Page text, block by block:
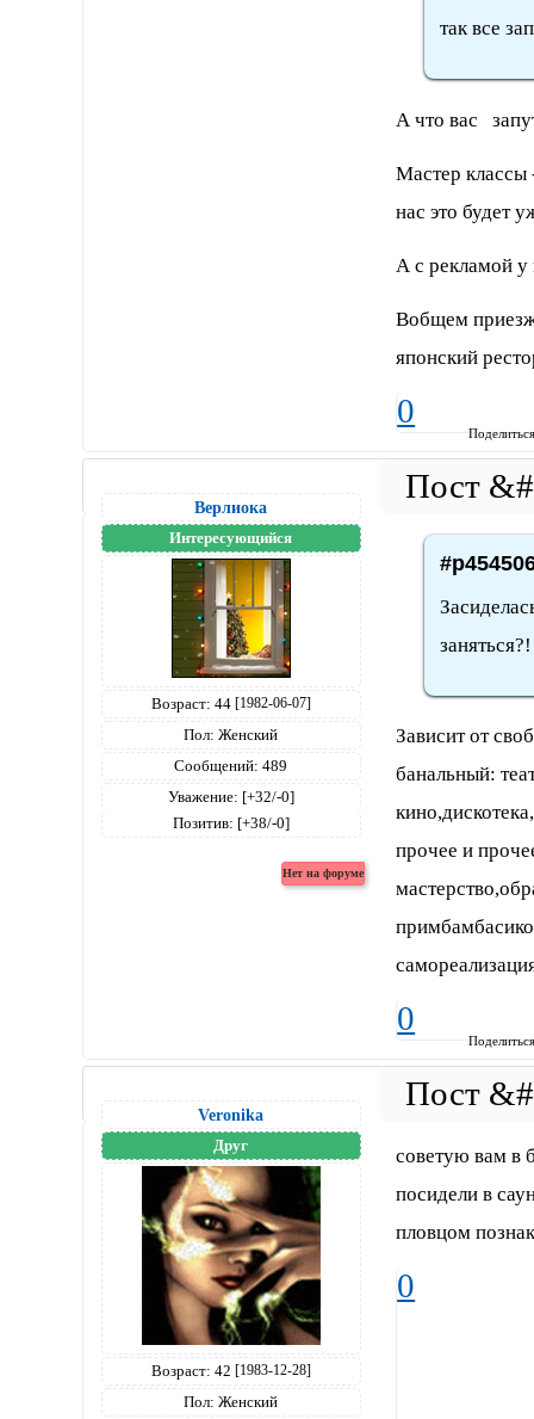
так все
А что вас
Мастер классы
нас это будет
А с рекламой у
Вобщем
японский
0
Верлиока
Интересующийся
Возраст: 44 [1982-06-07]
Пол: Женский
Сообщений: 489
Уважение: [+32/-0]
Позитив: [+38/-0]
Зависит от
банальный:
прочее и
0
Veronika
Друг
Возраст: 42 [1983-12-28]
Пол: Женский
советую вам в
посидели в
пловцом
0